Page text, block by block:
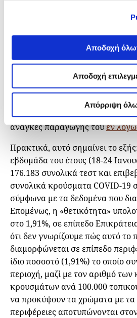
Αποδοχή
Αποδοχή
Απόρριψη
Συνακόλουθα, ο υπολογισμός
επίπεδο) είναι αδύνατος. Στο
επικοινωνίας του iMEdD Lab με
επιβεβαιώθηκε ότι, στις
οποίες δεν αποστέλλουν
ελέγχων ανά περιφέρεια,
δείκτης «θετικότητας» σε
αυτός εφαρμόζεται σε κάθε
ανάγκες παραγωγής τουεν
Πρακτικά, αυτό σημαίνει το
εβδομάδα του έτους (18-24
176.183 συνολικά τεστ και
συνολικά κρούσματα COVID-19
σύμφωνα με τα δεδομένα που
Επομένως, η «θετικότητα»
στο 1,91%, σε επίπεδο
ότι δεν γνωρίζουμε πώς αυτό το
διαμορφώνεται σε επίπεδο
ίδιο ποσοστό (1,91%) το οποίο
περιοχή, μαζί με τον αριθμό
κρουσμάτων ανά 100.000
να προκύψουν τα χρώματα με τα
περιφέρειες αποτυπώνονται